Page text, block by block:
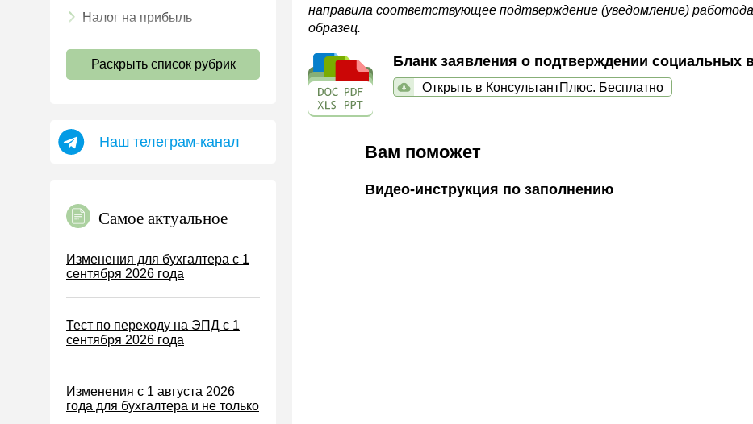
Налог на прибыль
Страховые взносы 2026
УСН
Земельный налог
Налог на рекламу
Торговый сбор
Туристический налог
Водный налог
Раскрыть список рубрик
Наш телеграм-канал
Самое актуальное
Изменения для бухгалтера с 1
сентября 2026 года
Тест по переходу на ЭПД с 1
сентября 2026 года
Изменения с 1 августа 2026
года для бухгалтера и не только
направила соответствующее подтверждение (уведомление)
образец.
Бланк заявления о подтверждении
Открыть в КонсультантПлюс. Бесплатно
Вам поможет
Видео-инструкция по заполнению